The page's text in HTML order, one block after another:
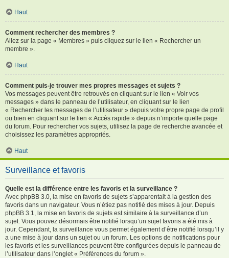
Haut
Comment rechercher des membres ?
Allez sur la page « Membres » puis cliquez sur le lien « Rechercher un
membre ».
Haut
Comment puis-je trouver mes propres messages et sujets ?
Vos messages peuvent être retrouvés en cliquant sur le lien « Voir vos
messages » dans le panneau de l’utilisateur, en cliquant sur le lien
« Rechercher les messages de l’utilisateur » depuis votre propre page de profil
ou bien en cliquant sur le lien « Accès rapide » depuis n’importe quelle page
du forum. Pour rechercher vos sujets, utilisez la page de recherche avancée et
choisissez les paramètres appropriés.
Haut
Surveillance et favoris
Quelle est la différence entre les favoris et la surveillance ?
Avec phpBB 3.0, la mise en favoris de sujets s’apparentait à la gestion des
favoris dans un navigateur. Vous n’étiez pas notifié des mises à jour. Depuis
phpBB 3.1, la mise en favoris de sujets est similaire à la surveillance d’un
sujet. Vous pouvez désormais être notifié lorsqu’un sujet favoris a été mis à
jour. Cependant, la surveillance vous permet également d’être notifié lorsqu’il y
a une mise à jour dans un sujet ou un forum. Les options de notifications pour
les favoris et les surveillances peuvent être configurées depuis le panneau de
l’utilisateur dans l’onglet « Préférences du forum ».